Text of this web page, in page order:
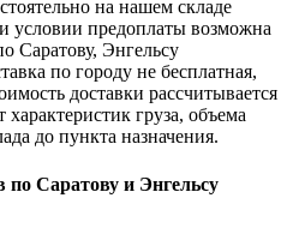
на нашем складе
условии предоплаты возможна
Саратову, Энгельсу
по городу не бесплатная,
доставки рассчитывается
груза, объема
до пункта назначения.
по Саратову и Энгельсу